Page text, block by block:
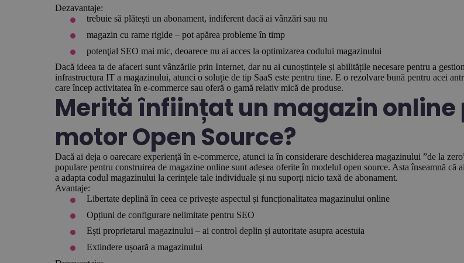
Dezavantaje:
trebuie să plătești un abonament, indiferent dacă ai vânzări sau nu
magazin cu rame rigide – pot apărea probleme în timp
potenţial SEO mai mic, deoarece nu ai acces la optimizarea codului magazinului
Dacă ideea ta de afaceri sunt vânzările prin Internet, dar nu ai cunoștințele și abilitățile necesare pentru a
infrastructura IT a magazinului, atunci o soluție de tip SaaS este pentru tine. E o rezolvare bună pentru acei
care încep activitatea în e-commerce sau oferă o gamă relativ mică de produse.
Merită înființat un magazin online
motor Open Source?
Dacă ai deja o oarecare experiență în e-commerce, atunci ia în considerare deschiderea magazinului ”de la
populare pentru construirea de magazine online sunt adesea oferite în modelul open source. Asta înseamnă că
a adapta codul magazinului la cerințele tale individuale și nu suporți nicio taxă de abonament.
Avantaje:
Libertate deplină în ceea ce privește aspectul și funcționalitatea magazinului online
Opțiuni de configurare nelimitate pentru SEO
Ești proprietarul magazinului – ai control deplin și autoritate asupra acestuia
Extindere ușoară a magazinului